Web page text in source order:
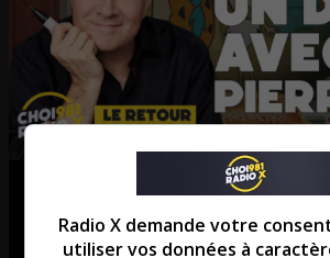
Tristan Demers: Le
souvient des Pierrafeu!
Radio X demande votre
utiliser vos données à